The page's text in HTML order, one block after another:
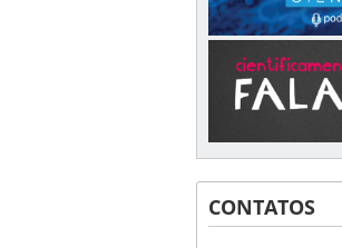
CONTATOS